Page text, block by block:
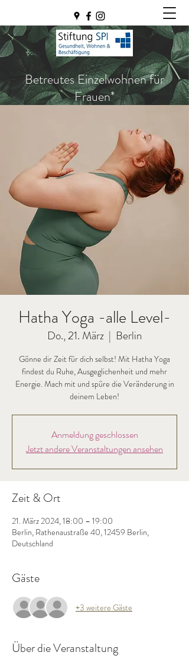
Betreutes Einzelwohnen für
Frauen*
Hatha Yoga -alle Level-
Do., 21. März
  |
Berlin
Gönne dir Zeit für dich selbst! Mit Hatha Yoga
findest du Ruhe, Ausgeglichenheit und mehr
Energie. Mach mit und spüre die Veränderung in
deinem Leben!
Anmeldung geschlossen
Jetzt andere Veranstaltungen ansehen
Zeit & Ort
21. März 2024, 18:00 – 19:00
Berlin, Rathenaustraße 40, 12459 Berlin,
Deutschland
Gäste
+3 weitere Gäste
Über die Veranstaltung